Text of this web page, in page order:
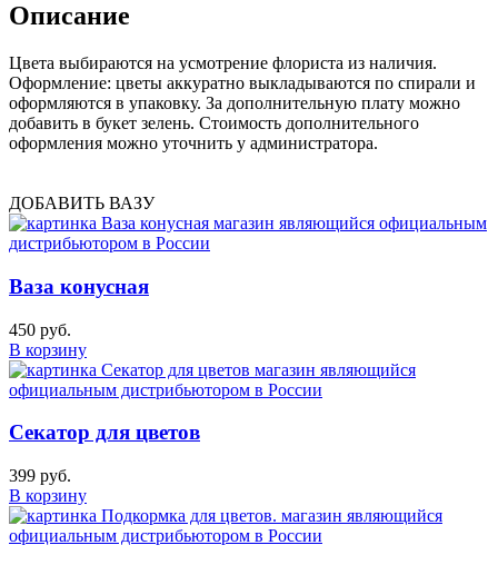
Описание
Цвета выбираются на усмотрение флориста из наличия.
Оформление: цветы аккуратно выкладываются по спирали и
оформляются в упаковку. За дополнительную плату можно
добавить в букет зелень. Стоимость дополнительного
оформления можно уточнить у администратора.
ДОБАВИТЬ ВАЗУ
Ваза конусная
450 руб.
В корзину
Секатор для цветов
399 руб.
В корзину